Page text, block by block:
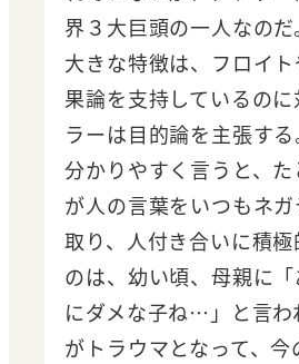
界３大巨頭の一人なのだ
大きな特徴は、フロイ
果論を支持しているのに
ラーは目的論を主張する
分かりやすく言うと、
が人の言葉をいつもネ
取り、人付き合いに積
のは、幼い頃、母親に
にダメな子ね…」と言わ
がトラウマとなって、